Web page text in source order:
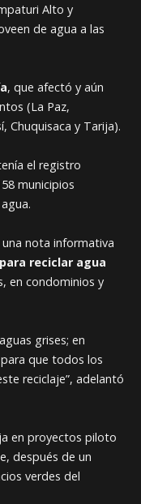
Alto y
de agua a las
, que afectó y aún
(La Paz,
Chuquisaca y Tarija).
el registro
municipios
una nota informativa
reciclar agua
en condominios y
grises; en
que todos los
reciclaje”, adelantó
en proyectos piloto
después de un
verdes del